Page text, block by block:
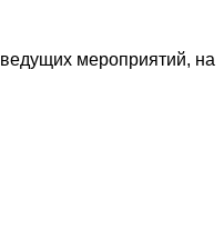
ведущих мероприятий, на